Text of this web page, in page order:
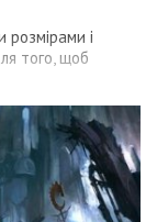
і
того, щоб